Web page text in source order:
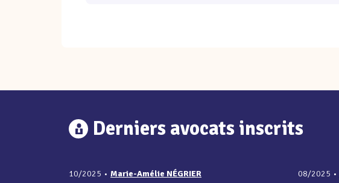
Derniers avocats inscrits
10/2025 • Marie-Amélie NÉGRIER
08/2025 •